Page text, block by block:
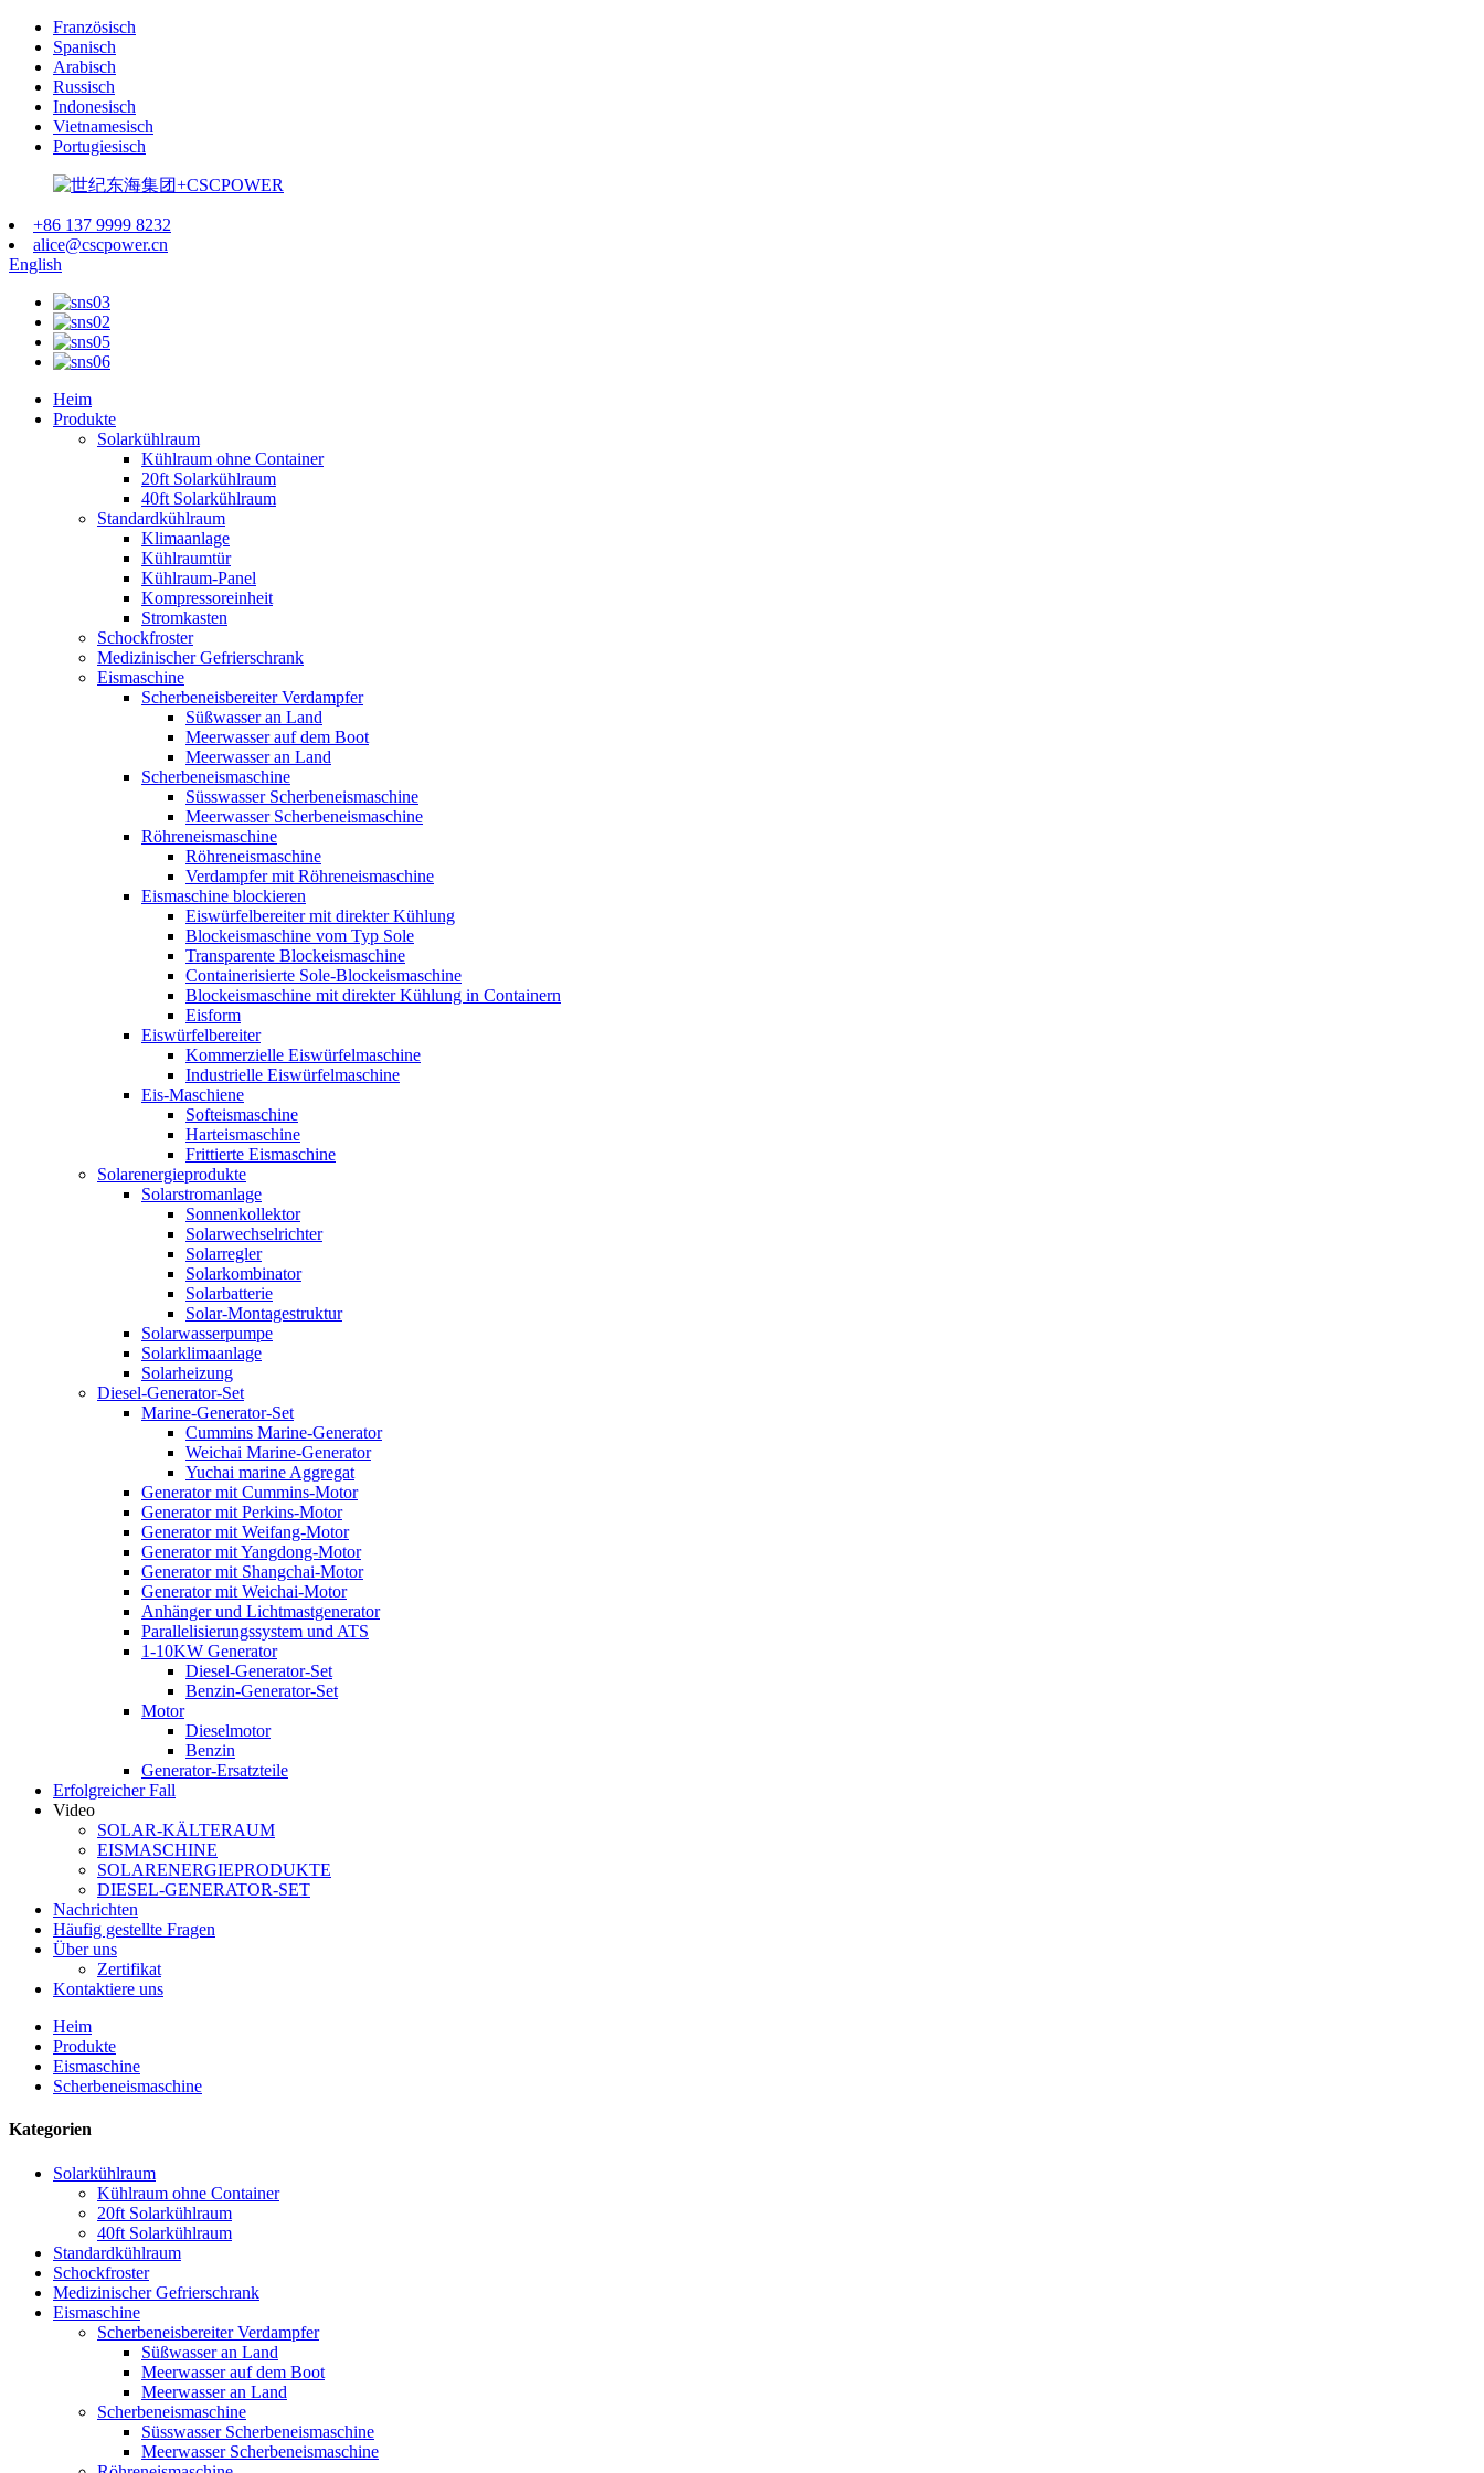
Französisch
Spanisch
Arabisch
Russisch
Indonesisch
Vietnamesisch
Portugiesisch
+86 137 9999 8232
alice@cscpower.cn
English
Heim
Produkte
Solarkühlraum
Kühlraum ohne Container
20ft Solarkühlraum
40ft Solarkühlraum
Standardkühlraum
Klimaanlage
Kühlraumtür
Kühlraum-Panel
Kompressoreinheit
Stromkasten
Schockfroster
Medizinischer Gefrierschrank
Eismaschine
Scherbeneisbereiter Verdampfer
Süßwasser an Land
Meerwasser auf dem Boot
Meerwasser an Land
Scherbeneismaschine
Süsswasser Scherbeneismaschine
Meerwasser Scherbeneismaschine
Röhreneismaschine
Röhreneismaschine
Verdampfer mit Röhreneismaschine
Eismaschine blockieren
Eiswürfelbereiter mit direkter Kühlung
Blockeismaschine vom Typ Sole
Transparente Blockeismaschine
Containerisierte Sole-Blockeismaschine
Blockeismaschine mit direkter Kühlung in Containern
Eisform
Eiswürfelbereiter
Kommerzielle Eiswürfelmaschine
Industrielle Eiswürfelmaschine
Eis-Maschiene
Softeismaschine
Harteismaschine
Frittierte Eismaschine
Solarenergieprodukte
Solarstromanlage
Sonnenkollektor
Solarwechselrichter
Solarregler
Solarkombinator
Solarbatterie
Solar-Montagestruktur
Solarwasserpumpe
Solarklimaanlage
Solarheizung
Diesel-Generator-Set
Marine-Generator-Set
Cummins Marine-Generator
Weichai Marine-Generator
Yuchai marine Aggregat
Generator mit Cummins-Motor
Generator mit Perkins-Motor
Generator mit Weifang-Motor
Generator mit Yangdong-Motor
Generator mit Shangchai-Motor
Generator mit Weichai-Motor
Anhänger und Lichtmastgenerator
Parallelisierungssystem und ATS
1-10KW Generator
Diesel-Generator-Set
Benzin-Generator-Set
Motor
Dieselmotor
Benzin
Generator-Ersatzteile
Erfolgreicher Fall
Video
SOLAR-KÄLTERAUM
EISMASCHINE
SOLARENERGIEPRODUKTE
DIESEL-GENERATOR-SET
Nachrichten
Häufig gestellte Fragen
Über uns
Zertifikat
Kontaktiere uns
Heim
Produkte
Eismaschine
Scherbeneismaschine
Kategorien
Solarkühlraum
Kühlraum ohne Container
20ft Solarkühlraum
40ft Solarkühlraum
Standardkühlraum
Schockfroster
Medizinischer Gefrierschrank
Eismaschine
Scherbeneisbereiter Verdampfer
Süßwasser an Land
Meerwasser auf dem Boot
Meerwasser an Land
Scherbeneismaschine
Süsswasser Scherbeneismaschine
Meerwasser Scherbeneismaschine